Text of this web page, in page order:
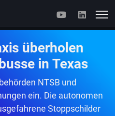
überholen
in Texas
NTSB und
ein. Die autonomen
Stoppschilder